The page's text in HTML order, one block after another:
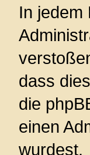
In jedem
dass
die
einen
wurdest.